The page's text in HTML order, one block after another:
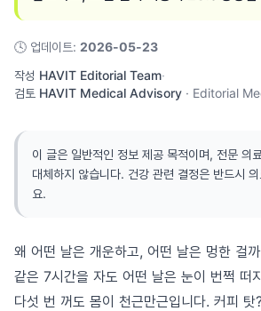
🕓 업데이트: 2026-05-23
작성 HAVIT Editorial Team·
검토 HAVIT Medical Advisory · Editorial
이 글은 일반적인 정보 제공 목적이며, 전문 의
대체하지 않습니다. 건강 관련 결정은 반드시
요.
왜 어떤 날은 개운하고, 어떤 날은 멍한 걸까
같은 7시간을 자도 어떤 날은 눈이 번쩍 떠
다섯 번 꺼도 몸이 천근만근입니다. 커피